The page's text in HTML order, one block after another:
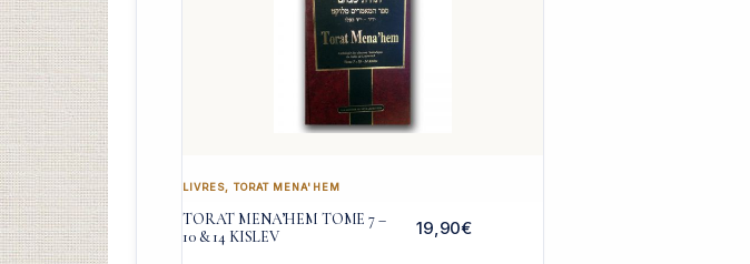
LIVRES, TORAT MENA'HEM
TORAT MENA’HEM TOME 7 –
10 & 14 KISLEV
19,90€